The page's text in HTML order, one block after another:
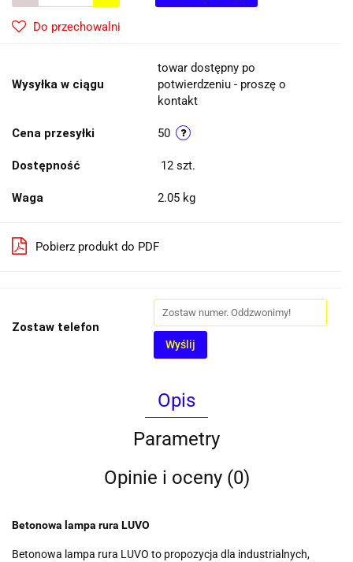
Do przechowalni
Wysyłka w ciągu
towar dostępny po
potwierdzeniu - proszę o
kontakt
Cena przesyłki 50
Dostępność 12 szt.
Waga 2.05 kg
Pobierz produkt do PDF
Zostaw telefon
Wyślij
Opis
Parametry
Opinie i oceny (0)
Betonowa lampa rura LUVO
Betonowa lampa rura LUVO to propozycja dla industrialnych,